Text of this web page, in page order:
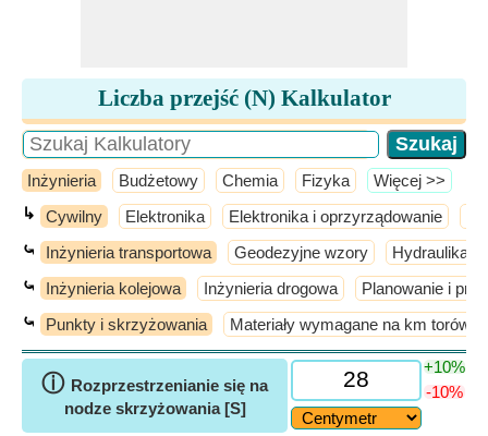
Liczba przejść (N) Kalkulator
Inżynieria Budżetowy Chemia Fizyka ​Więcej >>
↳ Cywilny Elektronika Elektronika i oprzyrządowanie
⤿ Inżynieria transportowa Geodezyjne wzory Hydraulika i
⤿ Inżynieria kolejowa Inżynieria drogowa Planowanie i
⤿ Punkty i skrzyżowania Materiały wymagane na km torów
ⓘ Rozprzestrzenianie się na
nodze skrzyżowania [S]
+10%
-10%